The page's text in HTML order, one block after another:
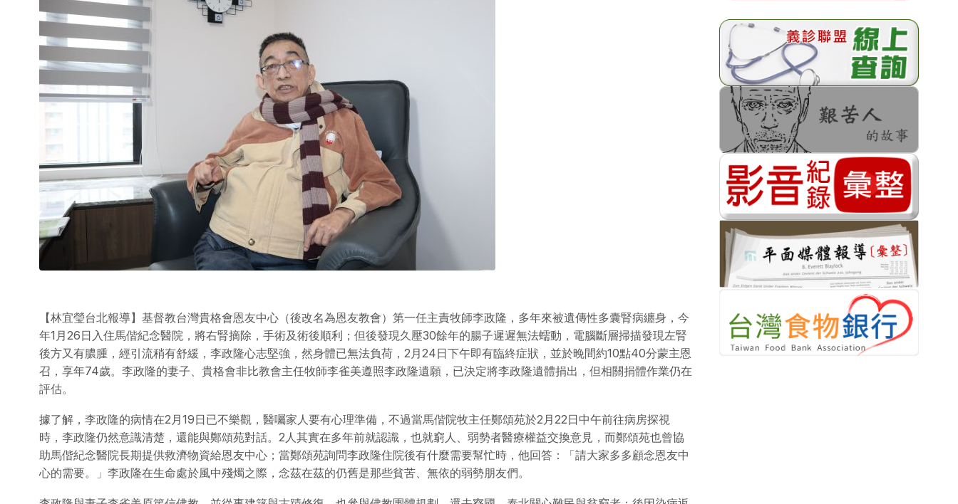
【林宜瑩台北報導】基督教台灣貴格會恩友中心（後改名為恩友教會）第一任主責牧師李政隆，多年來被遺傳性多囊腎病纏身，今
年1月26日入住馬偕紀念醫院，將右腎摘除，手術及術後順利；但後發現久壓30餘年的腸子遲遲無法蠕動，電腦斷層掃描發現左腎
後方又有膿腫，經引流稍有舒緩，李政隆心志堅強，然身體已無法負荷，2月24日下午即有臨終症狀，並於晚間約10點40分蒙主恩
召，享年74歲。李政隆的妻子、貴格會非比教會主任牧師李雀美遵照李政隆遺願，已決定將李政隆遺體捐出，但相關捐體作業仍在
評估。
據了解，李政隆的病情在2月19日已不樂觀，醫囑家人要有心理準備，不過當馬偕院牧主任鄭頌苑於2月22日中午前往病房探視
時，李政隆仍然意識清楚，還能與鄭頌苑對話。2人其實在多年前就認識，也就窮人、弱勢者醫療權益交換意見，而鄭頌苑也曾協
助馬偕紀念醫院長期提供救濟物資給恩友中心；當鄭頌苑詢問李政隆住院後有什麼需要幫忙時，他回答：「請大家多多顧念恩友中
心的需要。」李政隆在生命處於風中殘燭之際，念茲在茲的仍舊是那些貧苦、無依的弱勢朋友們。